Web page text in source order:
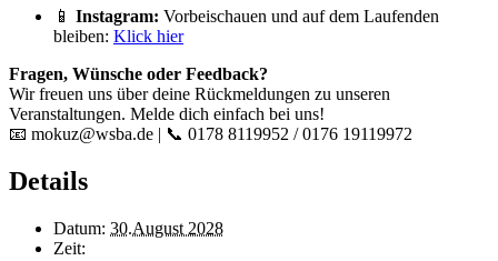
📱 Instagram: Vorbeischauen und auf dem Laufenden
bleiben: Klick hier
Fragen, Wünsche oder Feedback?
Wir freuen uns über deine Rückmeldungen zu unseren
Veranstaltungen. Melde dich einfach bei uns!
📧 mokuz@wsba.de | 📞 0178 8119952 / 0176 19119972
Details
Datum: 30.August 2028
Zeit: